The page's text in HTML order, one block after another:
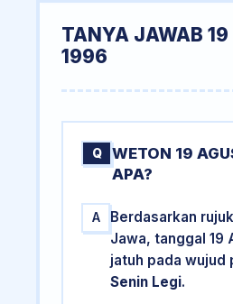
TANYA JAWAB 19
1996
Q
WETON 19
APA?
A
Berdasarkan
Jawa, tanggal 19
jatuh pada wujud
Senin Legi.